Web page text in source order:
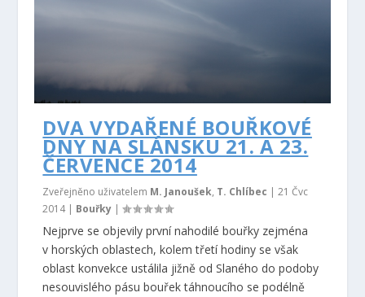
DVA VYDAŘENÉ BOUŘKOVÉ
DNY NA SLÁNSKU 21. A 23.
ČERVENCE 2014
Zveřejněno uživatelem M. Janoušek, T. Chlíbec |21 Čvc
2014| Bouřky |
Nejprve se objevily první nahodilé bouřky zejména
v horských oblastech, kolem třetí hodiny se však
oblast konvekce ustálila jižně od Slaného do podoby
nesouvislého pásu bouřek táhnoucího se podélně